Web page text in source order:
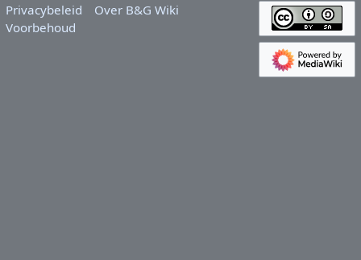
Privacybeleid
Over B&G Wiki
Voorbehoud